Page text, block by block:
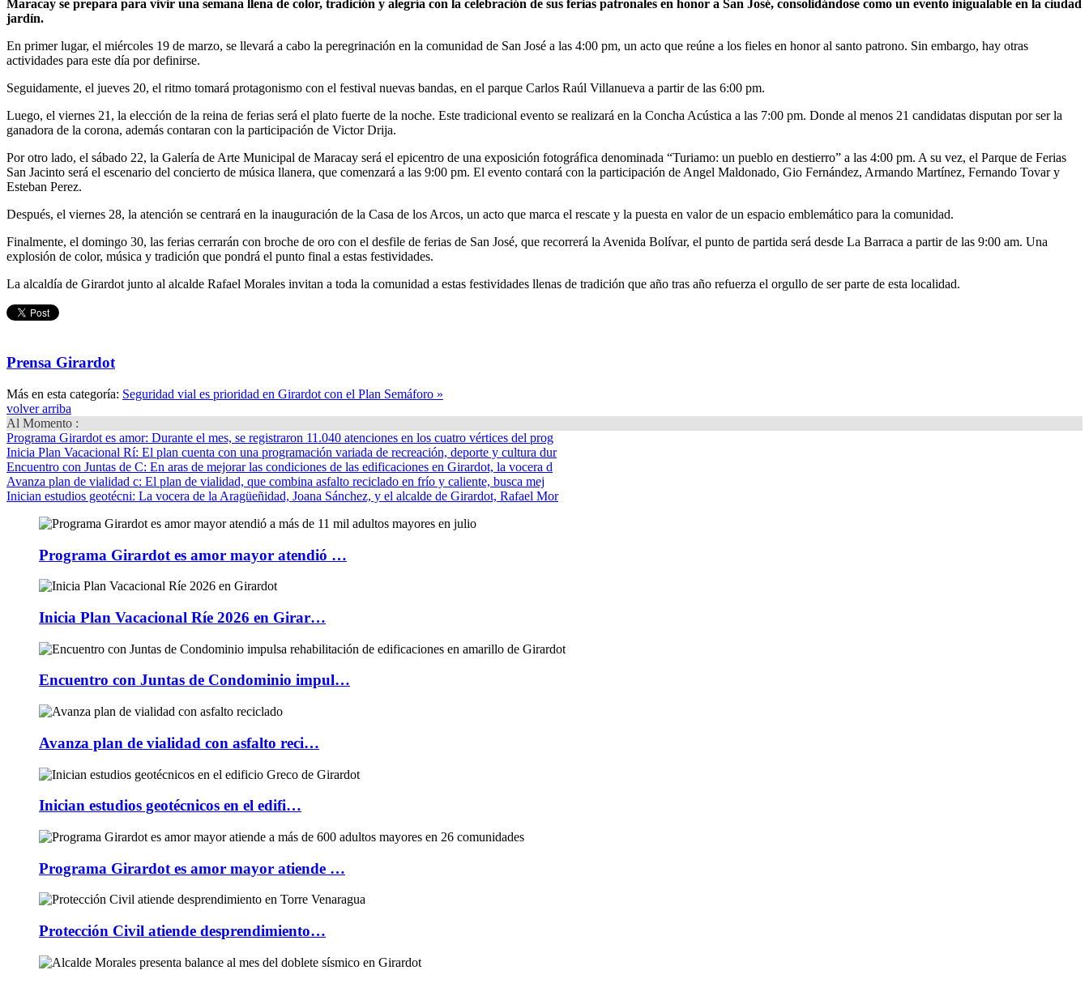
Maracay se prepara para vivir una semana llena de color, tradición y alegría con la celebración de sus ferias patronales en honor a San José, consolidándose como un evento inigualable en la ciudad
jardín.
En primer lugar, el miércoles 19 de marzo, se llevará a cabo la peregrinación en la comunidad de San José a las 4:00 pm, un acto que reúne a los fieles en honor al santo patrono. Sin embargo, hay otras
actividades para este día por definirse.
Seguidamente, el jueves 20, el ritmo tomará protagonismo con el festival nuevas bandas, en el parque Carlos Raúl Villanueva a partir de las 6:00 pm.
Luego, el viernes 21, la elección de la reina de ferias será el plato fuerte de la noche. Este tradicional evento se realizará en la Concha Acústica a las 7:00 pm. Donde al menos 21 candidatas disputan por ser la
ganadora de la corona, además contaran con la participación de Victor Drija.
Por otro lado, el sábado 22, la Galería de Arte Municipal de Maracay será el epicentro de una exposición fotográfica denominada “Turiamo: un pueblo en destierro” a las 4:00 pm. A su vez, el Parque de Ferias
San Jacinto será el escenario del concierto de música llanera, que comenzará a las 9:00 pm. El evento contará con la participación de Angel Maldonado, Gio Fernández, Armando Martínez, Fernando Tovar y
Esteban Perez.
Después, el viernes 28, la atención se centrará en la inauguración de la Casa de los Arcos, un acto que marca el rescate y la puesta en valor de un espacio emblemático para la comunidad.
Finalmente, el domingo 30, las ferias cerrarán con broche de oro con el desfile de ferias de San José, que recorrerá la Avenida Bolívar, el punto de partida será desde La Barraca a partir de las 9:00 am. Una
explosión de color, música y tradición que pondrá el punto final a estas festividades.
La alcaldía de Girardot junto al alcalde Rafael Morales invitan a toda la comunidad a estas festividades llenas de tradición que año tras año refuerza el orgullo de ser parte de esta localidad.
Prensa Girardot
Más en esta categoría: Seguridad vial es prioridad en Girardot con el Plan Semáforo »
volver arriba
Al Momento :
Programa Girardot es amor: Durante el mes, se registraron 11.040 atenciones en los cuatro vértices del prog
Inicia Plan Vacacional Rí: El plan cuenta con una programación variada de recreación, deporte y cultura dur
Encuentro con Juntas de C: En aras de mejorar las condiciones de las edificaciones en Girardot, la vocera d
Avanza plan de vialidad c: El plan de vialidad, que combina asfalto reciclado en frío y caliente, busca mej
Inician estudios geotécni: La vocera de la Aragüeñidad, Joana Sánchez, y el alcalde de Girardot, Rafael Mor
Programa Girardot es amor mayor atendió …
Inicia Plan Vacacional Ríe 2026 en Girar…
Encuentro con Juntas de Condominio impul…
Avanza plan de vialidad con asfalto reci…
Inician estudios geotécnicos en el edifi…
Programa Girardot es amor mayor atiende …
Protección Civil atiende desprendimiento…